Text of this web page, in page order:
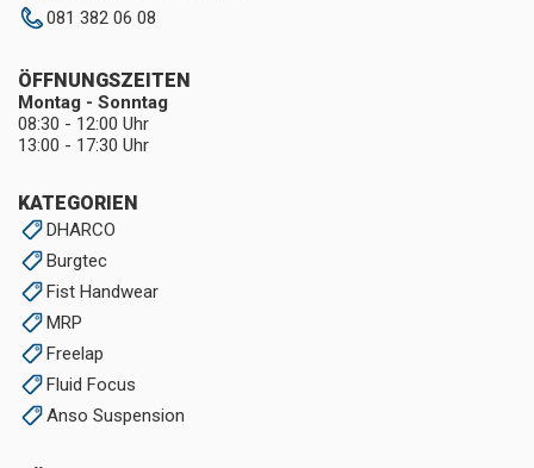
081 382 06 08
KATEGORIEN
DHARCO
Burgtec
Fist Handwear
MRP
Freelap
Fluid Focus
Anso Suspension
ÖFFNUNGSZEITEN
Montag - Sonntag
08:30 - 12:00 Uhr
13:00 - 17:30 Uhr